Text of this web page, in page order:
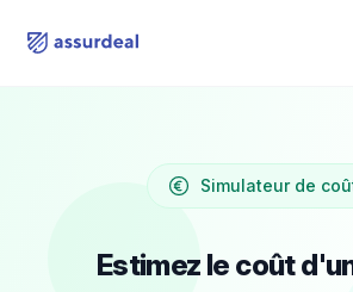
assurdeal
Simulateur de
Estimez le coût